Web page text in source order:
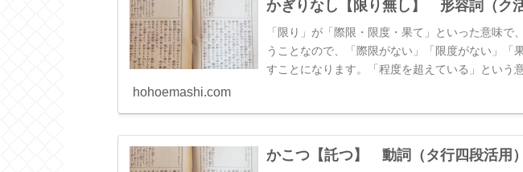
かぎりなし【限り無し】 形容詞（ク活
「限り」が「際限・限度・果て」といった意味で
うことなので、「際限がない」「限度がない」「
すことになります。「程度を超えている」という
hohoemashi.com
かこつ【託つ】 動詞（タ行四段活用）